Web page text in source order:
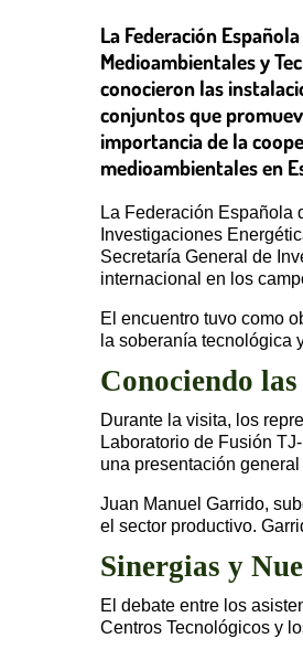
La Federación
Medioambientales y
conocieron las
conjuntos que
importancia de la
medioambientales en
La Federación Española
Investigaciones
Secretaría General de
internacional en los
El encuentro tuvo como
la soberanía tecnológica
Conociendo
Durante la visita, los
Laboratorio de Fusión
una presentación
Juan Manuel Garrido,
el sector productivo.
Sinergias y
El debate entre los
Centros Tecnológicos y